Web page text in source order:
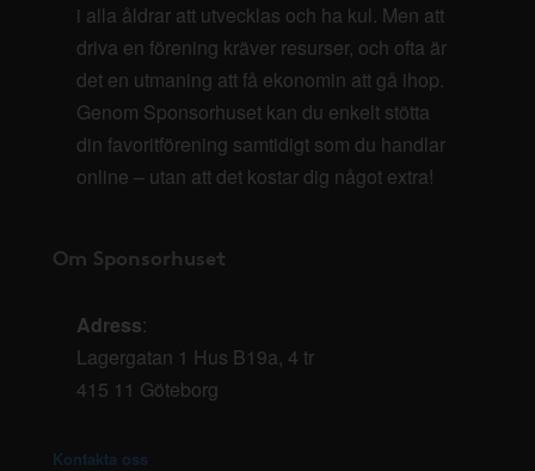
i alla åldrar att utvecklas och ha kul. Men att
driva en förening kräver resurser, och ofta är
det en utmaning att få ekonomin att gå ihop.
Genom Sponsorhuset kan du enkelt stötta
din favoritförening samtidigt som du handlar
online – utan att det kostar dig något extra!
Om Sponsorhuset
Adress:
Lagergatan 1 Hus B19a, 4 tr
415 11 Göteborg
Kontakta oss